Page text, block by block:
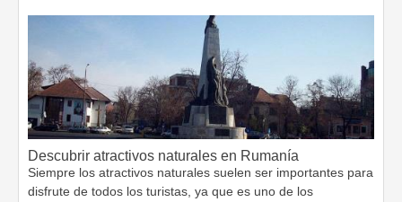
Descubrir atractivos naturales en Rumanía
Siempre los atractivos naturales suelen ser importantes para
disfrute de todos los turistas, ya que es uno de los